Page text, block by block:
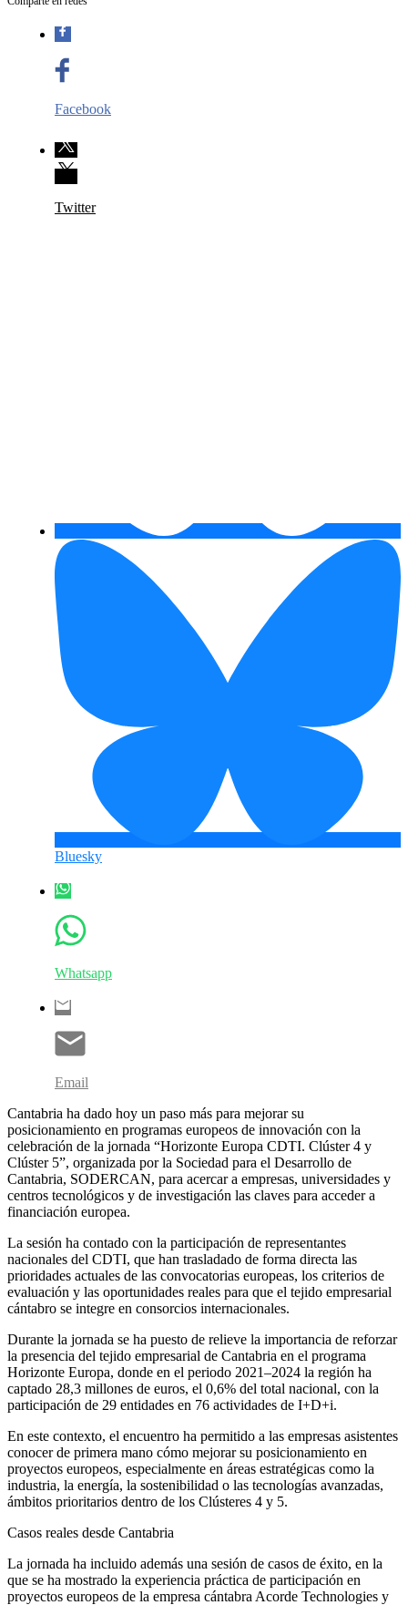
Facebook
Twitter
Bluesky
Whatsapp
Email
Cantabria ha dado hoy un paso más para mejorar su
posicionamiento en programas europeos de innovación con la
celebración de la jornada “Horizonte Europa CDTI. Clúster 4 y
Clúster 5”, organizada por la Sociedad para el Desarrollo de
Cantabria, SODERCAN, para acercar a empresas, universidades y
centros tecnológicos y de investigación las claves para acceder a
financiación europea.
La sesión ha contado con la participación de representantes
nacionales del CDTI, que han trasladado de forma directa las
prioridades actuales de las convocatorias europeas, los criterios de
evaluación y las oportunidades reales para que el tejido empresarial
cántabro se integre en consorcios internacionales.
Durante la jornada se ha puesto de relieve la importancia de reforzar
la presencia del tejido empresarial de Cantabria en el programa
Horizonte Europa, donde en el periodo 2021–2024 la región ha
captado 28,3 millones de euros, el 0,6% del total nacional, con la
participación de 29 entidades en 76 actividades de I+D+i.
En este contexto, el encuentro ha permitido a las empresas asistentes
conocer de primera mano cómo mejorar su posicionamiento en
proyectos europeos, especialmente en áreas estratégicas como la
industria, la energía, la sostenibilidad o las tecnologías avanzadas,
ámbitos prioritarios dentro de los Clústeres 4 y 5.
Casos reales desde Cantabria
La jornada ha incluido además una sesión de casos de éxito, en la
que se ha mostrado la experiencia práctica de participación en
proyectos europeos de la empresa cántabra Acorde Technologies y